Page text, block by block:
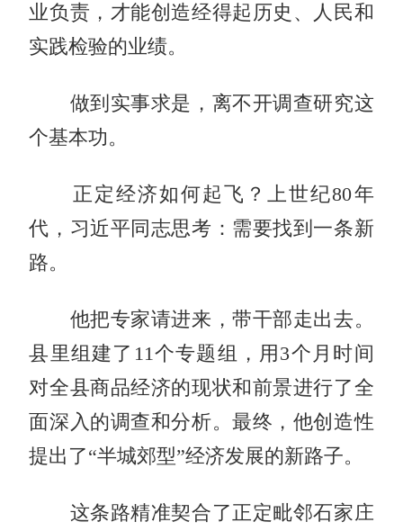
业负责，才能创造经得起历史、人民和
实践检验的业绩。
做到实事求是，离不开调查研究这
个基本功。
正定经济如何起飞？上世纪80年
代，习近平同志思考：需要找到一条新
路。
他把专家请进来，带干部走出去。
县里组建了11个专题组，用3个月时间
对全县商品经济的现状和前景进行了全
面深入的调查和分析。最终，他创造性
提出了“半城郊型”经济发展的新路子。
这条路精准契合了正定毗邻石家庄